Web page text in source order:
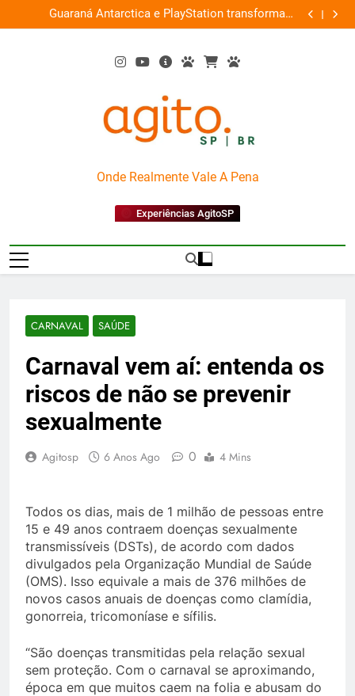
to
Guaraná Antarctica e PlayStation transformam
shopping em arena gamer gratuita
Busch
AgitoSP
Onde Realmente Vale A Pena
Experiências AgitoSP
CARNAVAL SAÚDE
Carnaval vem aí: entenda os
riscos de não se prevenir
sexualmente
Agitosp 6 Anos Ago 0 4 Mins
Todos os dias, mais de 1 milhão de pessoas entre
15 e 49 anos contraem doenças sexualmente
transmissíveis (DSTs), de acordo com dados
divulgados pela Organização Mundial de Saúde
(OMS). Isso equivale a mais de 376 milhões de
novos casos anuais de doenças como clamídia,
gonorreia, tricomoníase e sífilis.
“São doenças transmitidas pela relação sexual
sem proteção. Com o carnaval se aproximando,
época em que muitos caem na folia e abusam do